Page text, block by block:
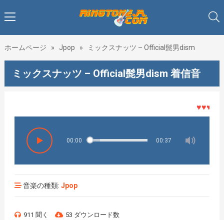
ホームページ » Jpop » ミックスナッツ – Official髭男dism
ミックスナッツ – Official髭男dism 着信音
♥♥♥着メ
00:00 00:37
音楽の種類: Jpop
911 聞く 53 ダウンロード数